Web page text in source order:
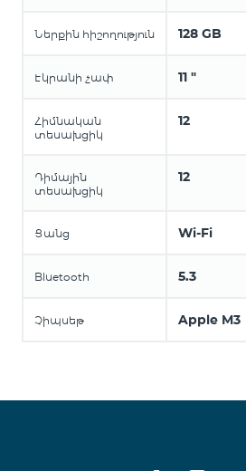
Ներքին հիշողություն 128 GB
Էկրանի չափ 11 "
Հիմնական
տեսախցիկ
12
Դիմային
տեսախցիկ
12
Ցանց Wi-Fi
Bluetooth 5.3
Չիպսեթ Apple M3